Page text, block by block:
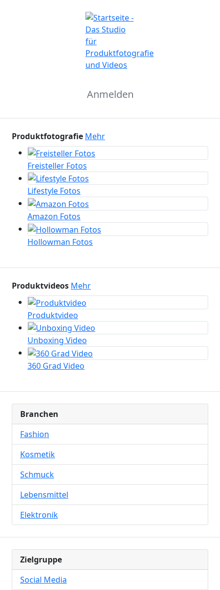
Anmelden
Produktfotografie Mehr
Freisteller Fotos
Lifestyle Fotos
Amazon Fotos
Hollowman Fotos
Produktvideos Mehr
Produktvideo
Unboxing Video
360 Grad Video
Branchen
Fashion
Kosmetik
Schmuck
Lebensmittel
Elektronik
Zielgruppe
Social Media